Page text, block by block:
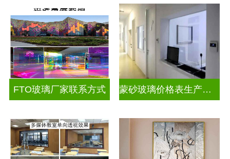
FTO玻璃厂家联系方式 蒙砂玻璃价格表生产电话